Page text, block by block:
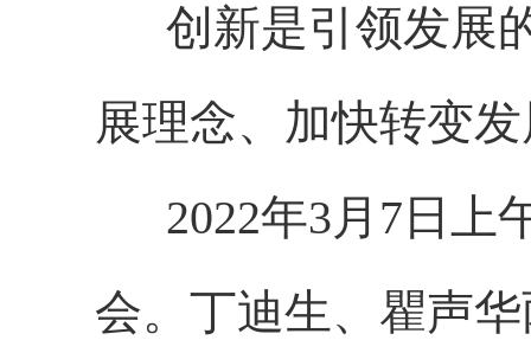
创新是引领发展
展理念、加快转变
2022年3月7日上
会。丁迪生、瞿声